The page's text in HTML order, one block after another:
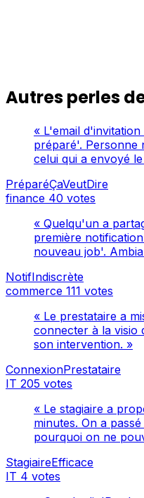
Autres perles
« L'email
préparé'. Personne
celui qui a envoyé
PréparéÇaVeutDire
finance 40 votes
« Quelqu'un a
première
nouveau job'.
NotifIndiscrète
commerce 111 votes
« Le prestataire a
connecter à la visio
son intervention. »
ConnexionPrestataire
IT 205 votes
« Le stagiaire a
minutes. On a
pourquoi on ne
StagiaireEfficace
IT 4 votes